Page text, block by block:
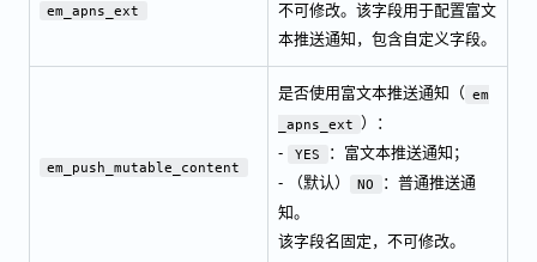
em_apns_ext
不可修改。该字段用于配置富文
本推送通知，包含自定义字段。
em_push_mutable_content
是否使用富文本推送通知（ em
_apns_ext
）：
-
YES
：富文本推送通知；
- （默认）
NO
：普通推送通
知。
该字段名固定，不可修改。